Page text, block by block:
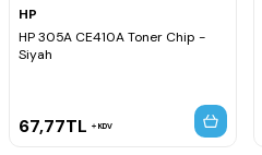
HP
HP 305A CE410A Toner Chip -
Siyah
67,77TL KDV